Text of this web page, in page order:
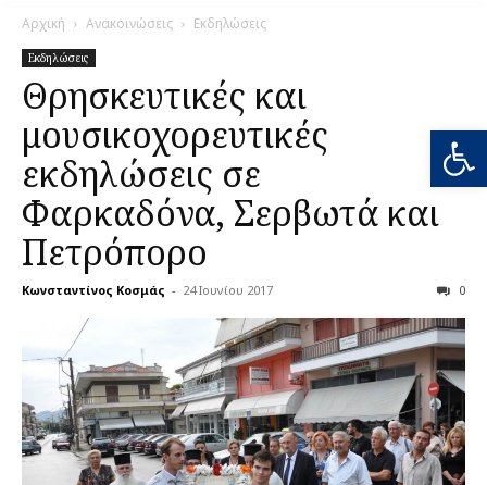
Αρχική Ανακοινώσεις Εκδηλώσεις
Εκδηλώσεις
Θρησκευτικές και
μουσικοχορευτικές
εκδηλώσεις σε
Φαρκαδόνα, Σερβωτά και
Πετρόπορο
Κωνσταντίνος Κοσμάς - 24 Ιουνίου 2017 0